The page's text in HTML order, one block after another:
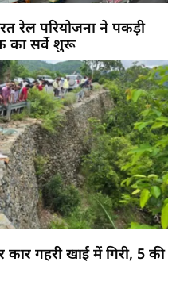
रेल परियोजना ने पकड़ी
का सर्वे शुरू
कार गहरी खाई में गिरी, 5 की